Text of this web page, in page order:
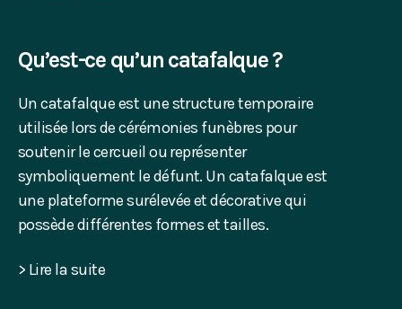
Qu’est-ce qu’un catafalque ?
Un catafalque est une structure temporaire
utilisée lors de cérémonies funèbres pour
soutenir le cercueil ou représenter
symboliquement le défunt. Un catafalque est
une plateforme surélevée et décorative qui
possède différentes formes et tailles.
> Lire la suite